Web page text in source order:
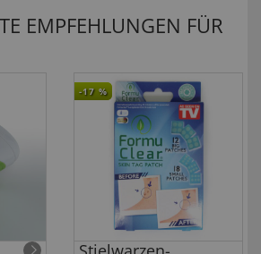
EMPFEHLUNGEN FÜR
-17 %